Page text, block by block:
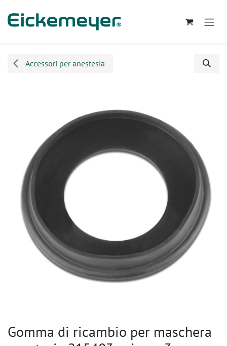
Accessori per anestesia
Gomma di ricambio per maschera